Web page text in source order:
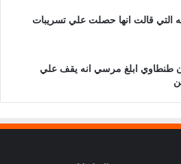
التي قالت انها حصلت علي تسريبات
طنطاوي ابلغ مرسي انه يقف علي